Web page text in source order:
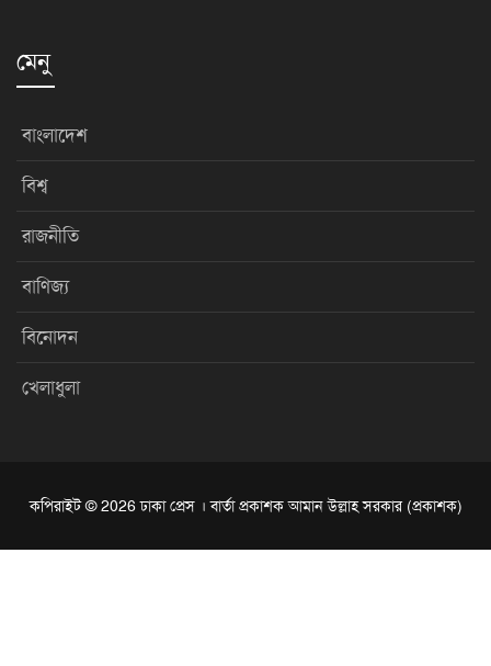
মেনু
বাংলাদেশ
বিশ্ব
রাজনীতি
বাণিজ্য
বিনোদন
খেলাধুলা
কপিরাইট © 2026 ঢাকা প্রেস । বার্তা প্রকাশক আমান উল্লাহ সরকার (প্রকাশক)